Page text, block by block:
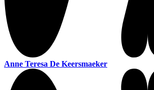
Anne Teresa De Keersmaeker